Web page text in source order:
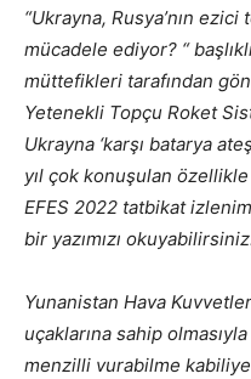
“Ukrayna, Rusya’nın
mücadele ediyor? “
müttefikleri tarafından
Yetenekli Topçu Roket
Ukrayna ‘karşı batarya
yıl çok konuşulan
EFES 2022 tatbikat
bir yazımızı
Yunanistan Hava
uçaklarına sahip
menzilli vurabilme